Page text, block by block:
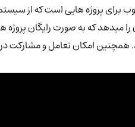
برای پروژه هایی است که از
را میدهد که به صورت رایگان
امکان تعامل و مشارکت در